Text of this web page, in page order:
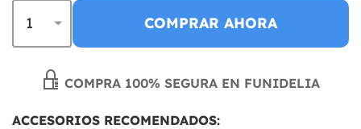
COMPRAR AHORA
COMPRA 100% SEGURA EN FUNIDELIA
ACCESORIOS RECOMENDADOS: